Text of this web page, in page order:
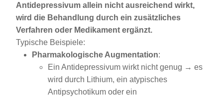
Antidepressivum allein nicht ausreichend wirkt,
wird die Behandlung durch ein zusätzliches
Verfahren oder Medikament ergänzt.
Typische Beispiele:
Pharmakologische Augmentation:
Ein Antidepressivum wirkt nicht genug → es
wird durch Lithium, ein atypisches
Antipsychotikum oder ein